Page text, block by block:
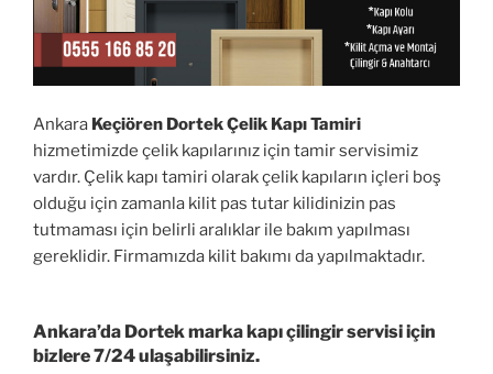
Ankara Keçiören Dortek Çelik Kapı Tamiri
hizmetimizde çelik kapılarınız için tamir servisimiz
vardır. Çelik kapı tamiri olarak çelik kapıların içleri boş
olduğu için zamanla kilit pas tutar kilidinizin pas
tutmaması için belirli aralıklar ile bakım yapılması
gereklidir. Firmamızda kilit bakımı da yapılmaktadır.
Ankara’da Dortek marka kapı çilingir servisi için
bizlere 7/24 ulaşabilirsiniz.